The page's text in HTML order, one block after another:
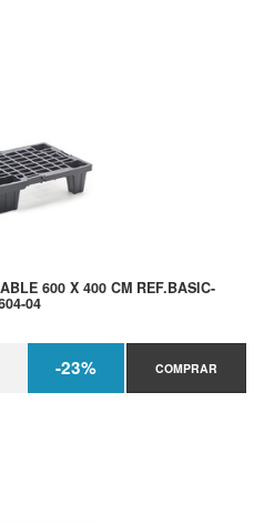
600 X 400 CM REF.BASIC-
04
-23% COMPRAR